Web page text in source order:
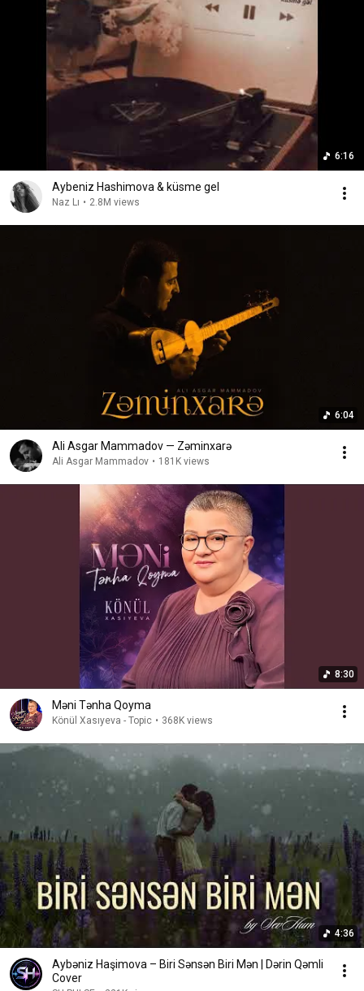
6:16
Aybeniz Hashimova & küsme gel
Naz Lı • 2.8M views
6:04
Ali Asgar Mammadov — Zəminxarə
Ali Asgar Mammadov • 181K views
8:30
Məni Tənha Qoyma
Könül Xasıyeva - Topic • 368K views
4:36
Aybəniz Haşimova – Biri Sənsən Biri Mən | Dərin Qəmli
Cover